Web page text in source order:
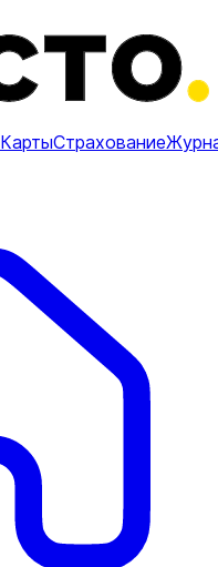
КартыСтрахование